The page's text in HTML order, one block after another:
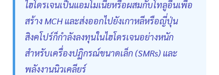
ไฮโดรเจนเป็นแอมโมเนียหรือผสมกับโทลูอีนเพื่อ
สร้าง MCH และส่งออกไปยังเกาหลีหรือญี่ปุ่น
สิงคโปร์ก็กำลังลงทุนในไฮโดรเจนอย่างหนัก
สำหรับเครื่องปฏิกรณ์ขนาดเล็ก (SMRs) และ
พลังงานนิวเคลียร์